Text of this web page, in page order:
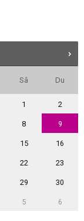
Sâ Du
1 2
8 9
15 16
22 23
29 30
5 6